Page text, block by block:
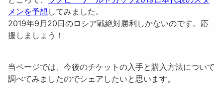
メンを予想 してみました。
2019年9月20日のロシア戦絶対勝利しかないのです。応
援しましょう！
当ページでは、今後のチケットの入手と購入方法について
調べてみましたのでシェアしたいと思います。